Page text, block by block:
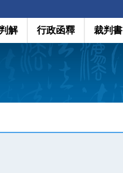
解 行政函釋 裁判書